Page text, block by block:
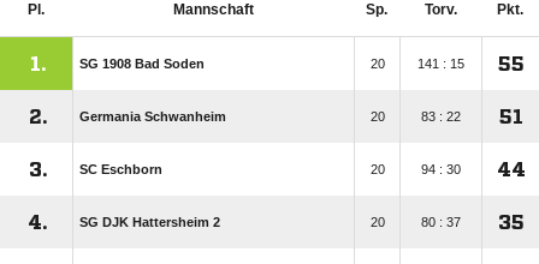
Pl. Mannschaft Sp. Torv. Pkt.
1. SG 1908 Bad Soden 20 141 : 15 55
2. Germania Schwanheim 20 83 : 22 51
3. SC Eschborn 20 94 : 30 44
4. SG DJK Hattersheim 2 20 80 : 37 35